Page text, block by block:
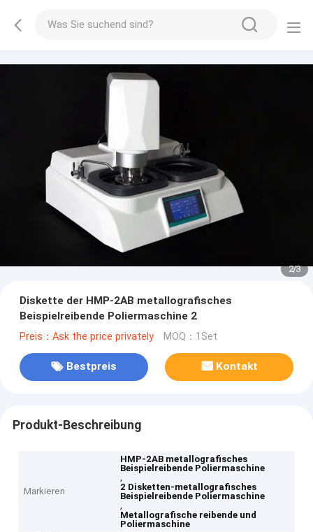
2/3
Diskette der HMP-2AB metallografisches
Beispielreibende Poliermaschine 2
Preis：Ask the price privately MOQ：1Set
Bestpreis Kontakt
Produkt-Beschreibung
Markieren
HMP-2AB metallografisches
Beispielreibende Poliermaschine
,
2 Disketten-metallografisches
Beispielreibende Poliermaschine
,
Metallografische reibende und
Poliermaschine